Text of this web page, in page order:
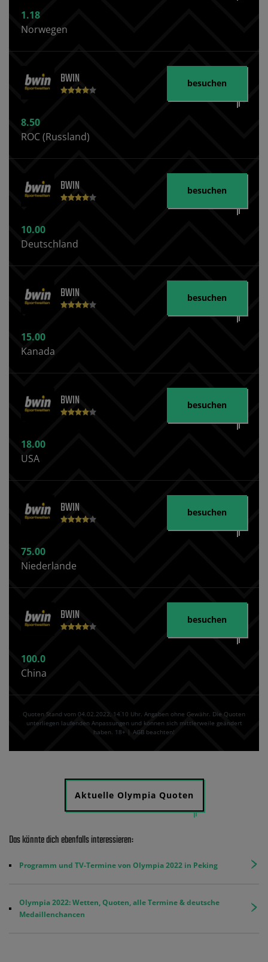
1.18
Norwegen
BWIN
8.50
ROC (Russland)
besuchen
BWIN
10.00
Deutschland
besuchen
BWIN
15.00
Kanada
besuchen
BWIN
18.00
USA
besuchen
BWIN
75.00
Niederlande
besuchen
BWIN
100.0
China
besuchen
Quoten Stand vom 04.02.2022‚ 14⁚10 Uhr. Angaben ohne Gewähr. Die Quoten
unterliegen laufenden Anpassungen und können sich mittlerweile geändert
haben. 18+ | AGB beachten!
Aktuelle Olympia Quoten
Das könnte dich ebenfalls interessieren:
Programm und TV-Termine von Olympia 2022 in Peking
Olympia 2022: Wetten, Quoten, alle Termine & deutsche
Medaillenchancen